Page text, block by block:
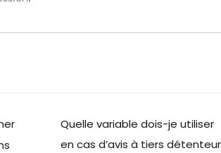
Quelle variable dois-je utiliser
en cas d’avis à tiers détenteur